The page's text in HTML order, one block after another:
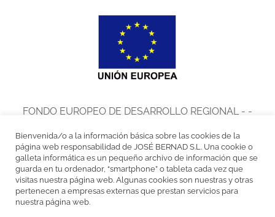
FONDO EUROPEO DE DESARROLLO REGIONAL - -
José Bernad, S.L. en el marco del Programa de Iniciación a la
Exportación ICEX Next, ha contado con el apoyo de ICEX y con la
cofinanciación del fondo europeo FEDER. La finalidad de este apoyo es
contribuir al desarrollo internacional de la empresa y de su entorno
Bienvenida/o a la información básica sobre las cookies de la
página web responsabilidad de JOSÉ BERNAD S.L. Una cookie o
galleta informática es un pequeño archivo de información que se
guarda en tu ordenador, “smartphone” o tableta cada vez que
visitas nuestra página web. Algunas cookies son nuestras y otras
pertenecen a empresas externas que prestan servicios para
nuestra página web.